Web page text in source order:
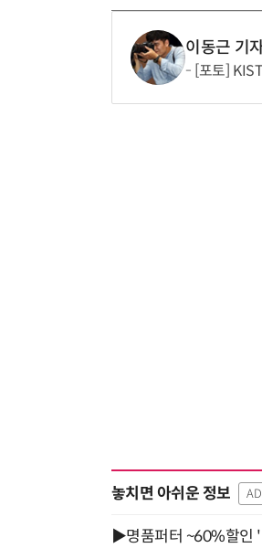
이동근 기
[포토]
놓치면 아쉬운 정보 AD
▶명품퍼터 ~60%할인